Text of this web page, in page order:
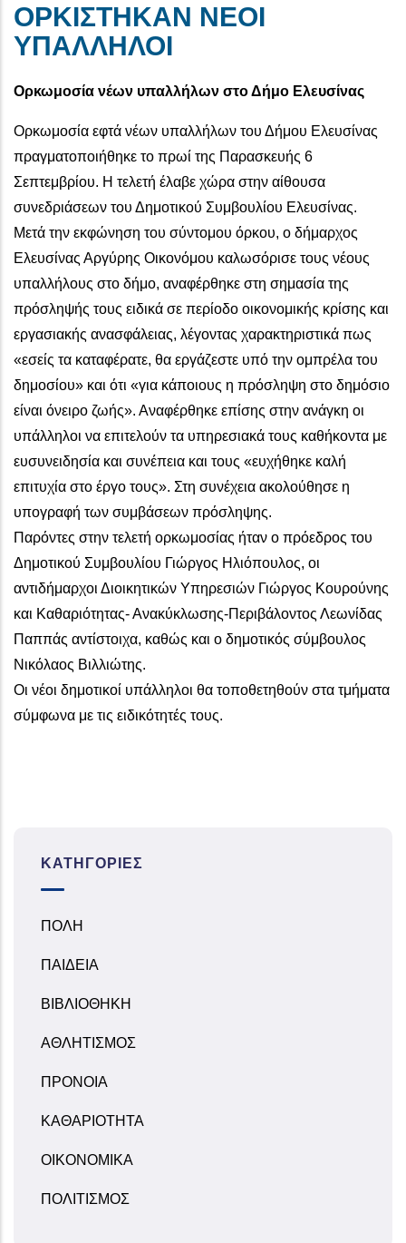
ΟΡΚΙΣΤΗΚΑΝ ΝΕΟΙ
ΥΠΑΛΛΗΛΟΙ
Ορκωμοσία νέων υπαλλήλων στο Δήμο Ελευσίνας
Ορκωμοσία εφτά νέων υπαλλήλων του Δήμου Ελευσίνας
πραγματοποιήθηκε το πρωί της Παρασκευής 6
Σεπτεμβρίου. Η τελετή έλαβε χώρα στην αίθουσα
συνεδριάσεων του Δημοτικού Συμβουλίου Ελευσίνας.
Μετά την εκφώνηση του σύντομου όρκου, ο δήμαρχος
Ελευσίνας Αργύρης Οικονόμου καλωσόρισε τους νέους
υπαλλήλους στο δήμο, αναφέρθηκε στη σημασία της
πρόσληψής τους ειδικά σε περίοδο οικονομικής κρίσης και
εργασιακής ανασφάλειας, λέγοντας χαρακτηριστικά πως
«εσείς τα καταφέρατε, θα εργάζεστε υπό την ομπρέλα του
δημοσίου» και ότι «για κάποιους η πρόσληψη στο δημόσιο
είναι όνειρο ζωής». Αναφέρθηκε επίσης στην ανάγκη οι
υπάλληλοι να επιτελούν τα υπηρεσιακά τους καθήκοντα με
ευσυνειδησία και συνέπεια και τους «ευχήθηκε καλή
επιτυχία στο έργο τους». Στη συνέχεια ακολούθησε η
υπογραφή των συμβάσεων πρόσληψης.
Παρόντες στην τελετή ορκωμοσίας ήταν ο πρόεδρος του
Δημοτικού Συμβουλίου Γιώργος Ηλιόπουλος, οι
αντιδήμαρχοι Διοικητικών Υπηρεσιών Γιώργος Κουρούνης
και Καθαριότητας- Ανακύκλωσης-Περιβάλοντος Λεωνίδας
Παππάς αντίστοιχα, καθώς και ο δημοτικός σύμβουλος
Νικόλαος Βιλλιώτης.
Οι νέοι δημοτικοί υπάλληλοι θα τοποθετηθούν στα τμήματα
σύμφωνα με τις ειδικότητές τους.
ΚΑΤΗΓΟΡΊΕΣ
ΠΟΛΗ
ΠΑΙΔΕΙΑ
ΒΙΒΛΙΟΘΗΚΗ
ΑΘΛΗΤΙΣΜΟΣ
ΠΡΟΝΟΙΑ
ΚΑΘΑΡΙΟΤΗΤΑ
ΟΙΚΟΝΟΜΙΚΑ
ΠΟΛΙΤΙΣΜΟΣ